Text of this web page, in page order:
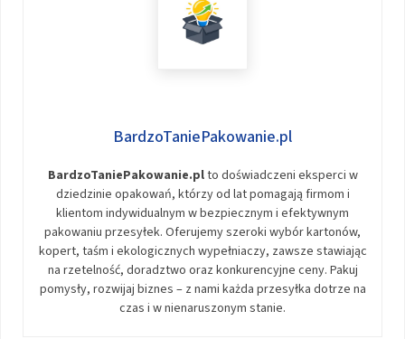
BardzoTaniePakowanie.pl
BardzoTaniePakowanie.plto doświadczeni eksperci w
dziedzinie opakowań, którzy od lat pomagają firmom i
klientom indywidualnym w bezpiecznym i efektywnym
pakowaniu przesyłek. Oferujemy szeroki wybór kartonów,
kopert, taśm i ekologicznych wypełniaczy, zawsze stawiając
na rzetelność, doradztwo oraz konkurencyjne ceny. Pakuj
pomysły, rozwijaj biznes – z nami każda przesyłka dotrze na
czas i w nienaruszonym stanie.